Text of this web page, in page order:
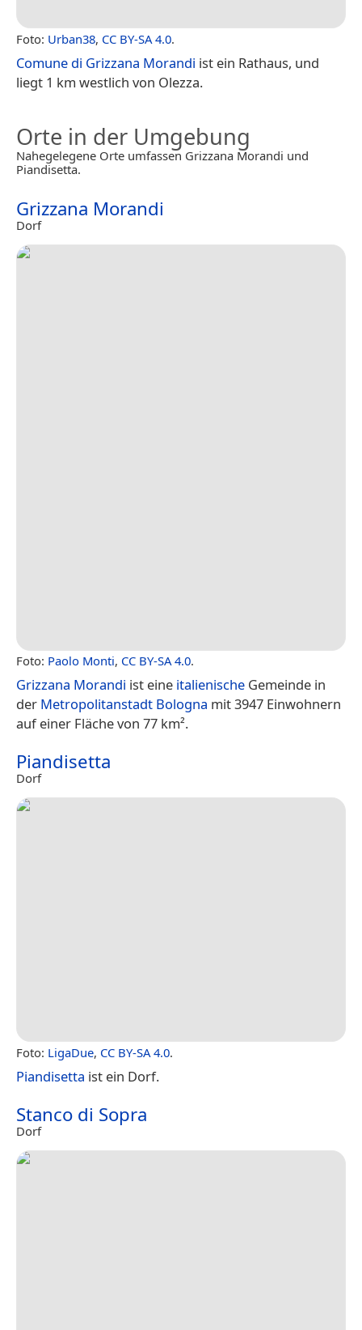
Foto: Urban38, CC BY-SA 4.0.
Comune di Grizzana Morandi ist ein Rathaus, und
liegt 1 km westlich von Olezza.
Orte in der Umgebung
Nahegelegene Orte umfassen Grizzana Morandi und
Piandisetta.
Grizzana Morandi
Dorf
Foto: Paolo Monti, CC BY-SA 4.0.
Grizzana Morandi ist eine italienische Gemeinde in
der Metropolitanstadt Bologna mit 3947 Einwohnern
auf einer Fläche von 77 km².
Piandisetta
Dorf
Foto: LigaDue, CC BY-SA 4.0.
Piandisetta ist ein Dorf.
Stanco di Sopra
Dorf